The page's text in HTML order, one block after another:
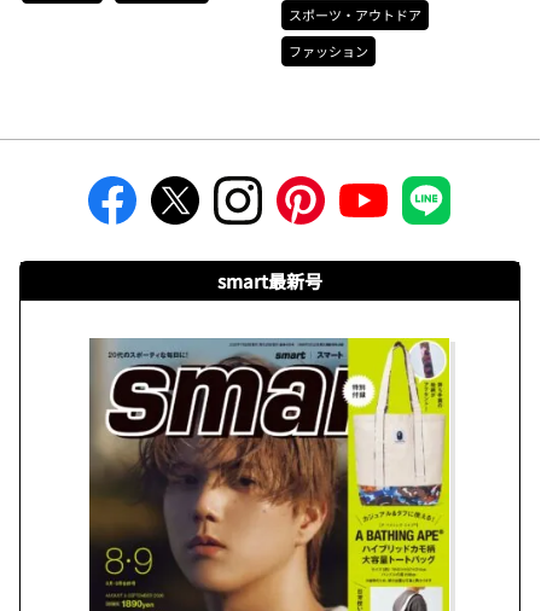
スポーツ・アウトドア
ファッション
smart最新号